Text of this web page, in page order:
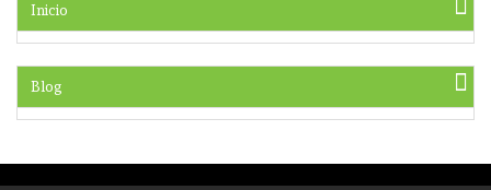
Inicio
Blog